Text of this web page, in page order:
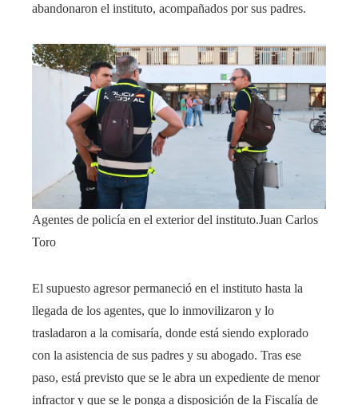
abandonaron el instituto, acompañados por sus padres.
Agentes de policía en el exterior del instituto.Juan Carlos
Toro
El supuesto agresor permaneció en el instituto hasta la
llegada de los agentes, que lo inmovilizaron y lo
trasladaron a la comisaría, donde está siendo explorado
con la asistencia de sus padres y su abogado. Tras ese
paso, está previsto que se le abra un expediente de menor
infractor y que se le ponga a disposición de la Fiscalía de